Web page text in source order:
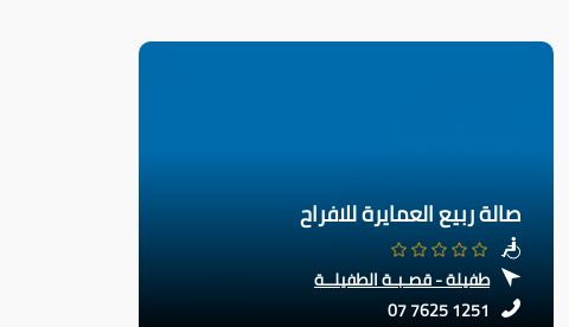
صالة ربيع العمايرة للافراح
طفيلة - قصـبـة الطفيلــة
07 7625 1251